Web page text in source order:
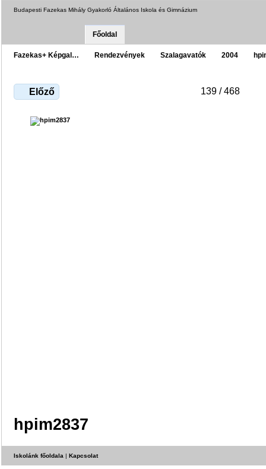
Budapesti Fazekas Mihály Gyakorló Általános Iskola és Gimnázium
Főoldal
Fazekas+ Képgal… Rendezvények Szalagavatók 2004
Előző 139 / 468
hpim2837
Iskolánk főoldala | Kapcsolat